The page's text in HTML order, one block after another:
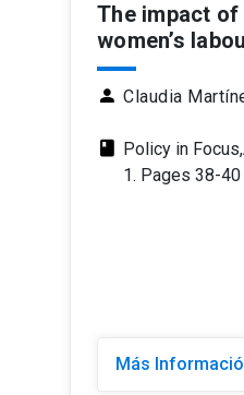
The impact
women’s
person Claudia
class
Policy in
1. Pages 38-40
Más